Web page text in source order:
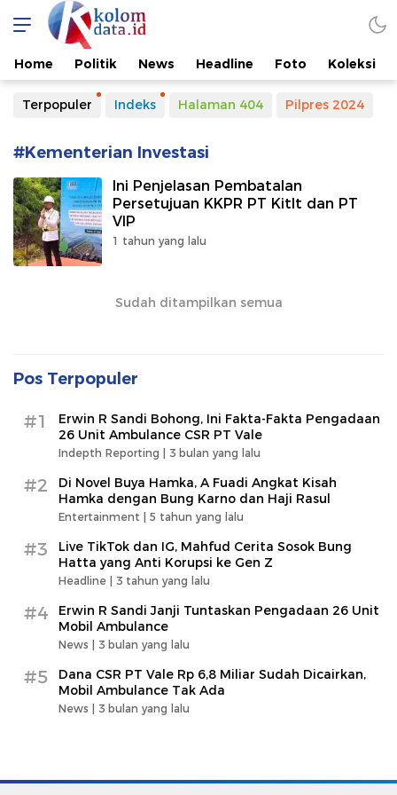
Kolomdata.id
Home Politik News Headline Foto Koleksi
Terpopuler Indeks Halaman 404 Pilpres 2024
#Kementerian Investasi
Ini Penjelasan Pembatalan
Persetujuan KKPR PT Kitlt dan PT
VIP
1 tahun yang lalu
Sudah ditampilkan semua
Pos Terpopuler
#1
Erwin R Sandi Bohong, Ini Fakta-Fakta Pengadaan
26 Unit Ambulance CSR PT Vale
Indepth Reporting | 3 bulan yang lalu
#2
Di Novel Buya Hamka, A Fuadi Angkat Kisah
Hamka dengan Bung Karno dan Haji Rasul
Entertainment | 5 tahun yang lalu
#3
Live TikTok dan IG, Mahfud Cerita Sosok Bung
Hatta yang Anti Korupsi ke Gen Z
Headline | 3 tahun yang lalu
#4
Erwin R Sandi Janji Tuntaskan Pengadaan 26 Unit
Mobil Ambulance
News | 3 bulan yang lalu
#5
Dana CSR PT Vale Rp 6,8 Miliar Sudah Dicairkan,
Mobil Ambulance Tak Ada
News | 3 bulan yang lalu